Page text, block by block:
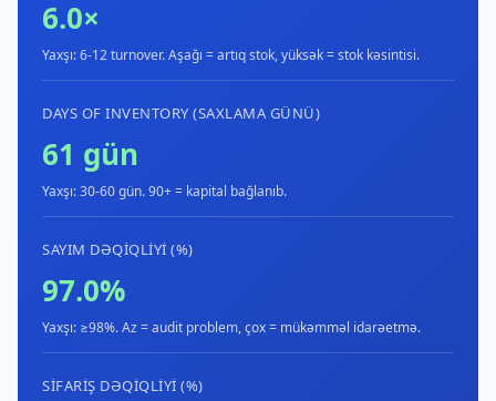
6.0×
Yaxşı: 6-12 turnover. Aşağı = artıq stok, yüksək = stok kəsintisi.
DAYS OF INVENTORY (SAXLAMA GÜNÜ)
61 gün
Yaxşı: 30-60 gün. 90+ = kapital bağlanıb.
SAYIM DƏQIQLIYI (%)
97.0%
Yaxşı: ≥98%. Az = audit problem, çox = mükəmməl idarəetmə.
SIFARIŞ DƏQIQLIYI (%)